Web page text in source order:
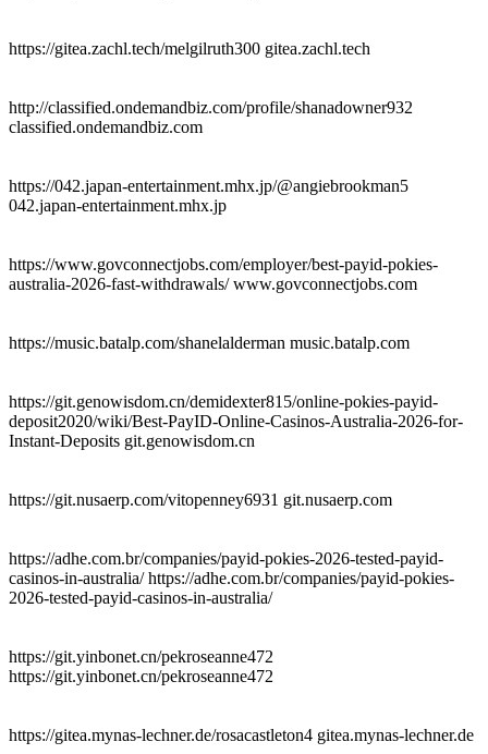
https://gitea.zachl.tech/melgilruth300 gitea.zachl.tech
http://classified.ondemandbiz.com/profile/shanadowner932
classified.ondemandbiz.com
https://042.japan-entertainment.mhx.jp/@angiebrookman5
042.japan-entertainment.mhx.jp
https://www.govconnectjobs.com/employer/best-payid-pokies-
australia-2026-fast-withdrawals/ www.govconnectjobs.com
https://music.batalp.com/shanelalderman music.batalp.com
https://git.genowisdom.cn/demidexter815/online-pokies-payid-
deposit2020/wiki/Best-PayID-Online-Casinos-Australia-2026-for-
Instant-Deposits git.genowisdom.cn
https://git.nusaerp.com/vitopenney6931 git.nusaerp.com
https://adhe.com.br/companies/payid-pokies-2026-tested-payid-
casinos-in-australia/ https://adhe.com.br/companies/payid-pokies-
2026-tested-payid-casinos-in-australia/
https://git.yinbonet.cn/pekroseanne472
https://git.yinbonet.cn/pekroseanne472
https://gitea.mynas-lechner.de/rosacastleton4 gitea.mynas-lechner.de